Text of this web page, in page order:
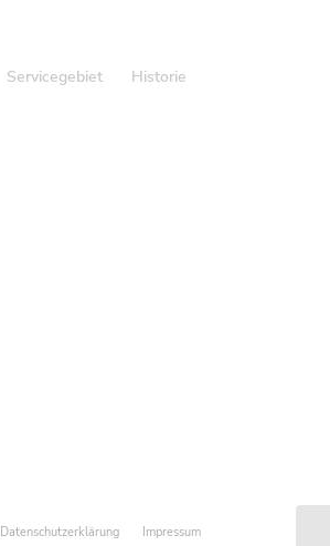
Servicegebiet Historie
Datenschutzerklärung Impressum